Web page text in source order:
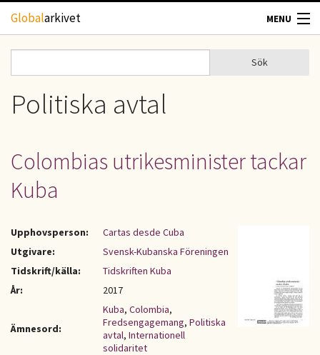
Hoppa till huvudinnehåll
Globalarkivet MENU
TIDSKRIFTER
GEOGRAFI
UPPHOVSRÄTT
KONTAKT
Sökformulär
Sök
Politiska avtal
Colombias utrikesminister tackar
Kuba
Upphovsperson:
Cartas desde Cuba
Utgivare:
Svensk-Kubanska Föreningen
Tidskrift/källa:
Tidskriften Kuba
År:
2017
Ämnesord:
Kuba, Colombia,
Fredsengagemang, Politiska
avtal, Internationell
solidaritet